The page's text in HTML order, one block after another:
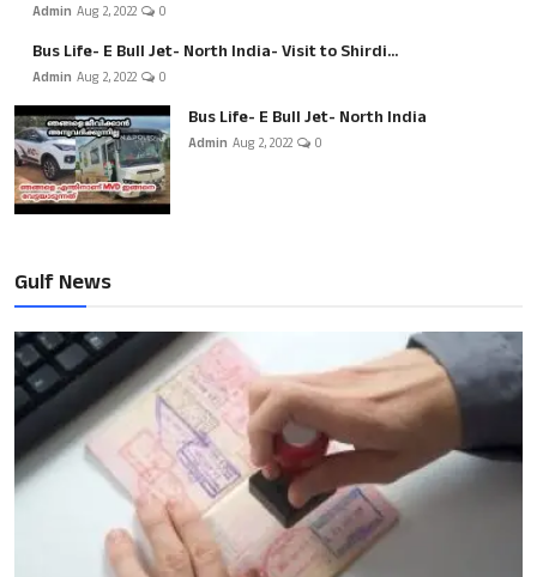
Admin Aug 2, 2022 0
Bus Life- E Bull Jet- North India- Visit to Shirdi...
Admin Aug 2, 2022 0
Bus Life- E Bull Jet- North India
Admin Aug 2, 2022 0
Gulf News